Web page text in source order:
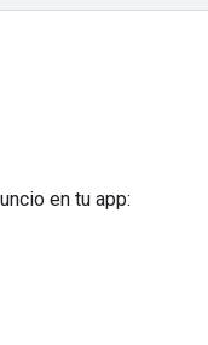
en tu app: